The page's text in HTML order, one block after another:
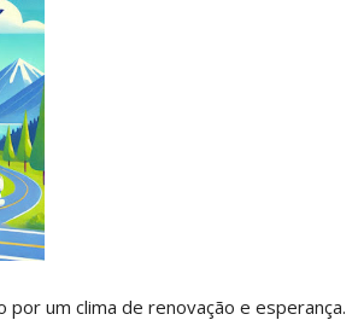
um clima de renovação e esperança.